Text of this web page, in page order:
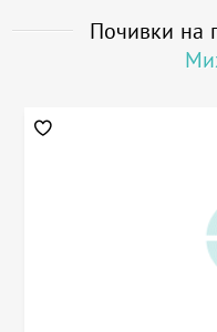
Почивки на